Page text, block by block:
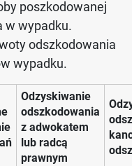
poszkodowanej
w wypadku.
odszkodowania
wypadku.
Odzyskiwanie
odszkodowania
z adwokatem
lub radcą
prawnym